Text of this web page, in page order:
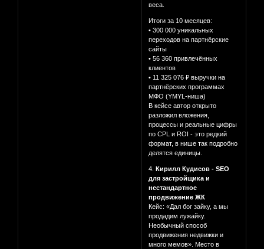
веса.
Итоги за 10 месяцев:
• 300 000 уникальных
переходов на партнёрские
сайты
• 56 360 привлечённых
клиентов
• 11 325 076 ₽ выручки на
партнёрских программах
МФО (YMYL-ниша)
В кейсе автор открыто
разложил вложения,
процессы и реальные цифры
по CPL и ROI - это редкий
формат, в нише так подробно
делятся единицы.
4.Кирилл Кудисов - SEO
для застройщика и
нестандартное
продвижение ЖК
Кейс: «Дал бог зайку, а мы
продадим лужайку.
Необычный способ
продвижения недвижки и
много мемов». Место в